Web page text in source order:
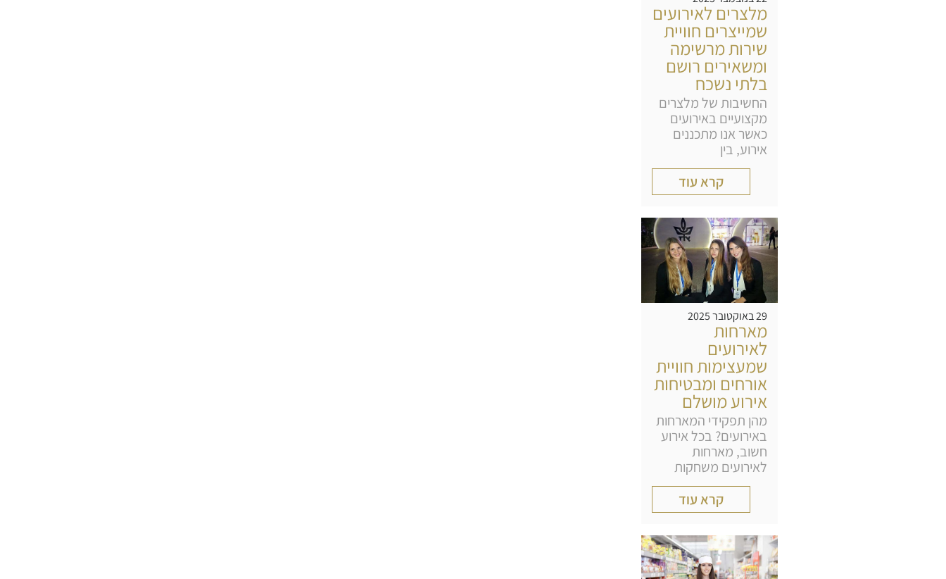
מלצרים לאירועים
שמייצרים חוויית
שירות מרשימה
ומשאירים רושם
בלתי נשכח
החשיבות של מלצרים
מקצועיים באירועים
כאשר אנו מתכננים
אירוע, בין
קרא עוד
29 באוקטובר 2025
מארחות
לאירועים
שמעצימות חוויית
אורחים ומבטיחות
אירוע מושלם
מהן תפקידי המארחות
באירועים? בכל אירוע
חשוב, מארחות
לאירועים משחקות
קרא עוד